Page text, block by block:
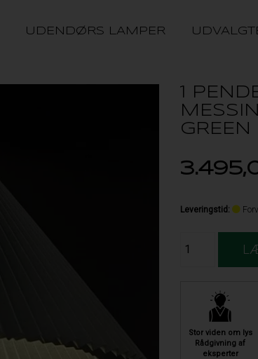
UDENDØRS LAMPER
1
GREEN
Leveringstid :
Stor viden om lys
Rådgivning af
eksperter